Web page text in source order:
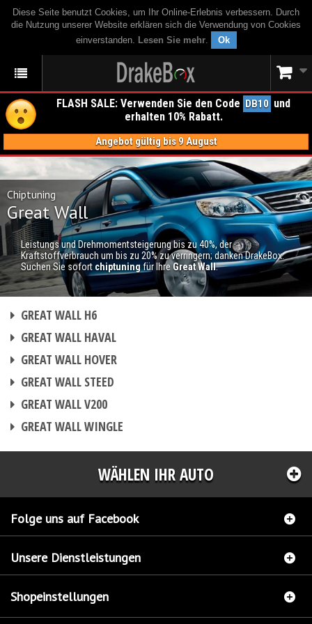
Diese Seite benutzt Cookies, um Ihr Online-Erlebnis verbessern. Durch
die Nutzung unserer Website erklären sich die Verwendung von Cookies
einverstanden. Lesen Sie mehr. Ok
FLASH SALE: Verwenden Sie den Code DB10 und
erhalten 10% Rabatt.
Angebot gültig bis 9 August
Chiptuning
Great Wall
Leistungs und Drehmomentsteigerung bis zu 40%, der
Kraftstoffverbrauch um bis zu 20% zu verringern; danken DrakeBox.
Suchen Sie sofort chiptuningfür IhreGreat Wall.
GREAT WALL H6
GREAT WALL HAVAL
GREAT WALL HOVER
GREAT WALL STEED
GREAT WALL V200
GREAT WALL WINGLE
WÄHLEN IHR AUTO
Folge uns auf Facebook
Unsere Dienstleistungen
Shopeinstellungen